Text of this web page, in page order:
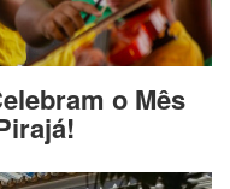
o Mês